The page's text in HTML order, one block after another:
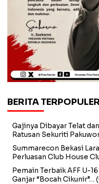
BERITA
Gajinya Dibayar Telat
Ratusan Sekuriti
Summarecon Bekasi
Perluasan Club House
Pemain Terbaik AFF U-
Ganjar “Bocah Cikunir”…